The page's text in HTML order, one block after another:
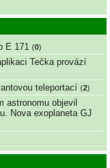
E 171 (0)
Tečka provází
teleportací (2)
astronomu objevil
Nova exoplaneta GJ